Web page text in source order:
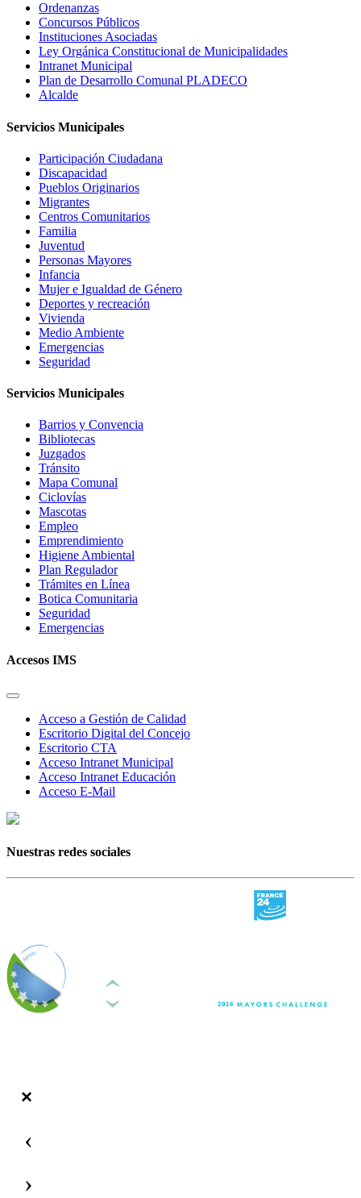
Ordenanzas
Concursos Públicos
Instituciones Asociadas
Ley Orgánica Constitucional de Municipalidades
Intranet Municipal
Plan de Desarrollo Comunal PLADECO
Alcalde
Servicios Municipales
Participación Ciudadana
Discapacidad
Pueblos Originarios
Migrantes
Centros Comunitarios
Familia
Juventud
Personas Mayores
Infancia
Mujer e Igualdad de Género
Deportes y recreación
Vivienda
Medio Ambiente
Emergencias
Seguridad
Servicios Municipales
Barrios y Convencia
Bibliotecas
Juzgados
Tránsito
Mapa Comunal
Ciclovías
Mascotas
Empleo
Emprendimiento
Higiene Ambiental
Plan Regulador
Trámites en Línea
Botica Comunitaria
Seguridad
Emergencias
Accesos IMS
Acceso a Gestión de Calidad
Escritorio Digital del Concejo
Escritorio CTA
Acceso Intranet Municipal
Acceso Intranet Educación
Acceso E-Mail
Nuestras redes sociales
‹
›